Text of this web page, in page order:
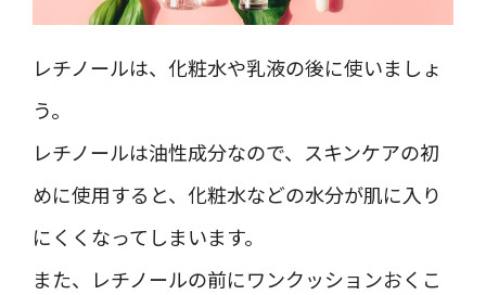
レチノールは、化粧水や乳液の後に使いましょ
う。
レチノールは油性成分なので、スキンケアの初
めに使用すると、化粧水などの水分が肌に入り
にくくなってしまいます。
また、レチノールの前にワンクッションおくこ